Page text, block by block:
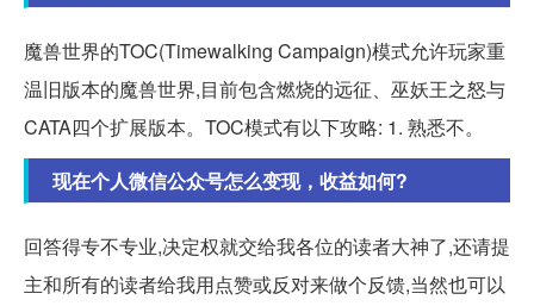
魔兽世界的TOC(Timewalking Campaign)模式允许玩家重
温旧版本的魔兽世界,目前包含燃烧的远征、巫妖王之怒与
CATA四个扩展版本。TOC模式有以下攻略: 1. 熟悉不。
现在个人微信公众号怎么变现，收益如何?
回答得专不专业,决定权就交给我各位的读者大神了,还请提
主和所有的读者给我用点赞或反对来做个反馈,当然也可以